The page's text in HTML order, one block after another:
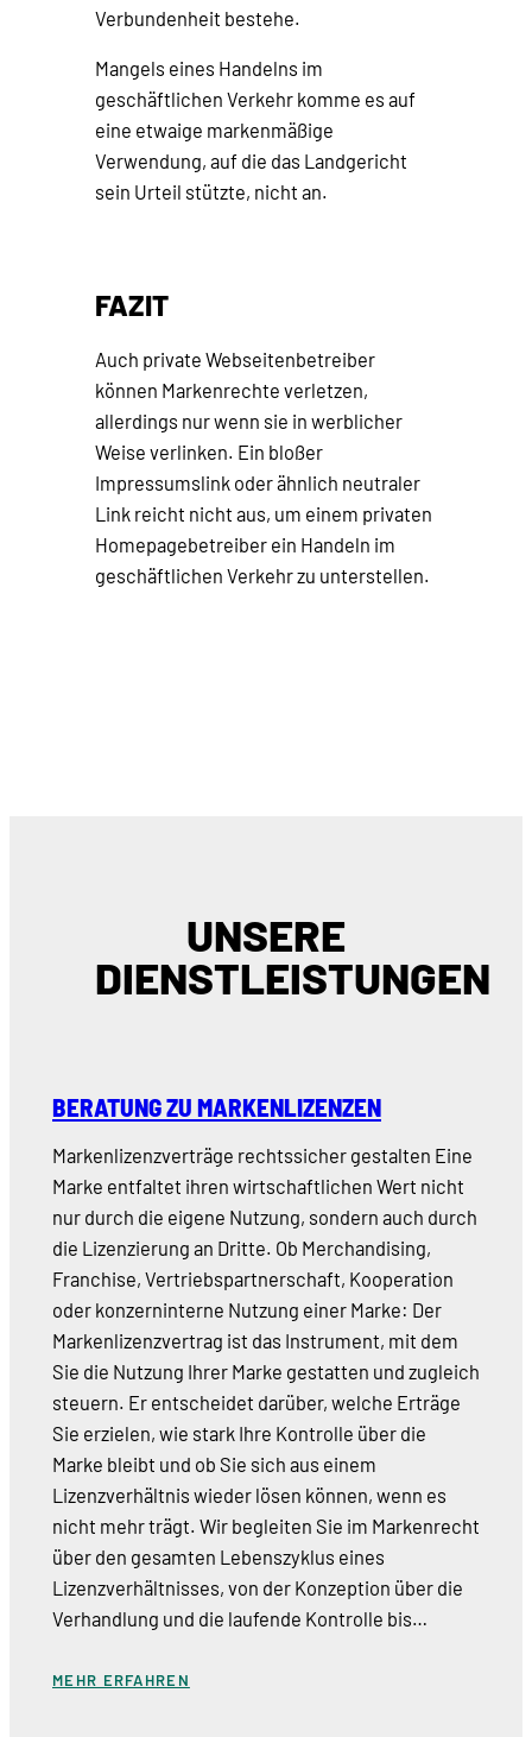
Verbundenheit bestehe.
Mangels eines Handelns im
geschäftlichen Verkehr komme es auf
eine etwaige markenmäßige
Verwendung, auf die das Landgericht
sein Urteil stützte, nicht an.
FAZIT
Auch private Webseitenbetreiber
können Markenrechte verletzen,
allerdings nur wenn sie in werblicher
Weise verlinken. Ein bloßer
Impressumslink oder ähnlich neutraler
Link reicht nicht aus, um einem privaten
Homepagebetreiber ein Handeln im
geschäftlichen Verkehr zu unterstellen.
UNSERE
DIENSTLEISTUNGEN
BERATUNG ZU MARKENLIZENZEN
Markenlizenzverträge rechtssicher gestalten Eine
Marke entfaltet ihren wirtschaftlichen Wert nicht
nur durch die eigene Nutzung, sondern auch durch
die Lizenzierung an Dritte. Ob Merchandising,
Franchise, Vertriebspartnerschaft, Kooperation
oder konzerninterne Nutzung einer Marke: Der
Markenlizenzvertrag ist das Instrument, mit dem
Sie die Nutzung Ihrer Marke gestatten und zugleich
steuern. Er entscheidet darüber, welche Erträge
Sie erzielen, wie stark Ihre Kontrolle über die
Marke bleibt und ob Sie sich aus einem
Lizenzverhältnis wieder lösen können, wenn es
nicht mehr trägt. Wir begleiten Sie im Markenrecht
über den gesamten Lebenszyklus eines
Lizenzverhältnisses, von der Konzeption über die
Verhandlung und die laufende Kontrolle bis…
MEHR ERFAHREN